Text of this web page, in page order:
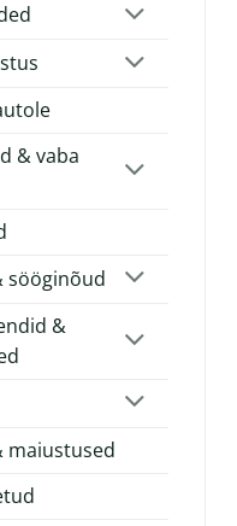
& vaba
sööginõud
&
maiustused